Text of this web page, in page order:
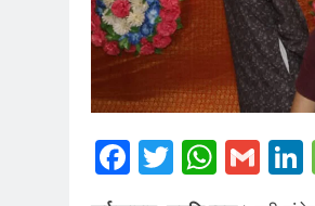
Facebook
Twitter